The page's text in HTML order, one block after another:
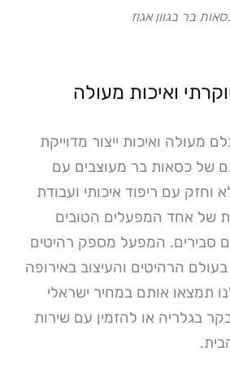
בר בגוון אגוז
ואיכות מעולה
מעולה ואיכות ייצור מדוייקת
של כסאות בר מעוצבים עם
וחזק עם ריפוד איכותי ועבודת
של אחד המפעלים הטובים
סבירים. המפעל מספק רהיטים
הרהיטים והעיצוב באירופה
תמצאו אותם במחיר ישראלי
בגלריה או להזמין עם שירות